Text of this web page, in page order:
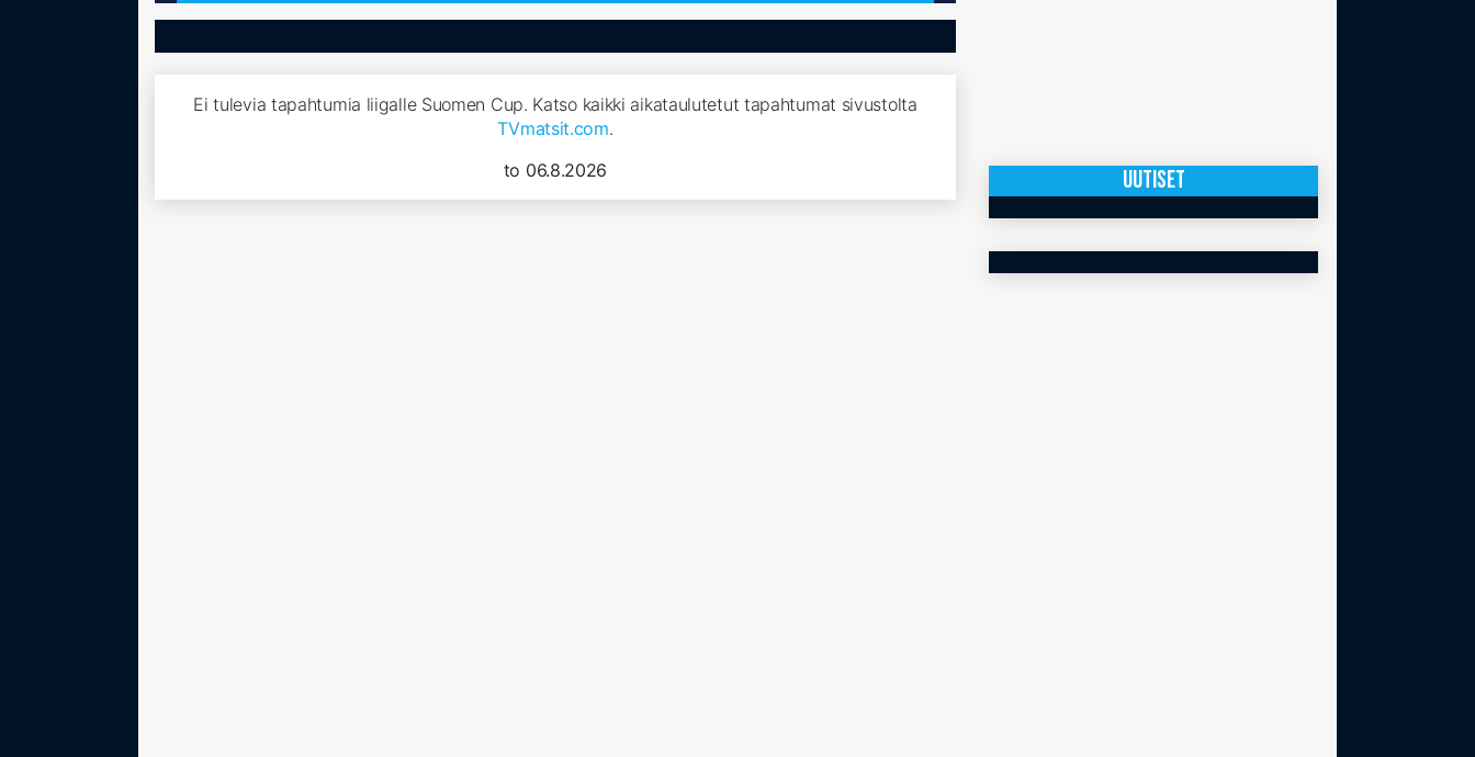
Ei tulevia tapahtumia liigalle Suomen Cup. Katso kaikki aikataulutetut tapahtumat sivustolta
TVmatsit.com.
to 06.8.2026
UUTISET